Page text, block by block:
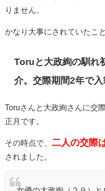
りません。
かなり大事にされていたこ
Toruと 大政絢の馴れ
介。交際期間2年で入
Toruさんと大政絢さんに交
正月です。
その時点で、 二人の交際
されました。